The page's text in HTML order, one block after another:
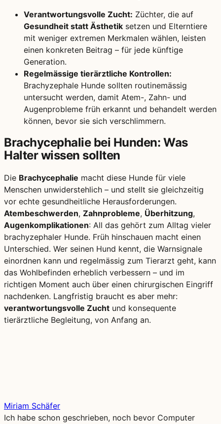
Verantwortungsvolle Zucht: Züchter, die auf
Gesundheit statt Ästhetik setzen und Elterntiere
mit weniger extremen Merkmalen wählen, leisten
einen konkreten Beitrag – für jede künftige
Generation.
Regelmässige tierärztliche Kontrollen:
Brachyzephale Hunde sollten routinemässig
untersucht werden, damit Atem-, Zahn- und
Augenprobleme früh erkannt und behandelt werden
können, bevor sie sich verschlimmern.
Brachycephalie bei Hunden: Was
Halter wissen sollten
Die Brachycephalie macht diese Hunde für viele
Menschen unwiderstehlich – und stellt sie gleichzeitig
vor echte gesundheitliche Herausforderungen.
Atembeschwerden, Zahnprobleme, Überhitzung,
Augenkomplikationen: All das gehört zum Alltag vieler
brachyzephaler Hunde. Früh hinschauen macht einen
Unterschied. Wer seinen Hund kennt, die Warnsignale
einordnen kann und regelmässig zum Tierarzt geht, kann
das Wohlbefinden erheblich verbessern – und im
richtigen Moment auch über einen chirurgischen Eingriff
nachdenken. Langfristig braucht es aber mehr:
verantwortungsvolle Zucht und konsequente
tierärztliche Begleitung, von Anfang an.
Miriam Schäfer
Ich habe schon geschrieben, noch bevor Computer